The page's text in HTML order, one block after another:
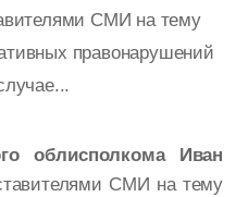
СМИ на тему
правонарушений
облисполкома
Иван
СМИ на тему